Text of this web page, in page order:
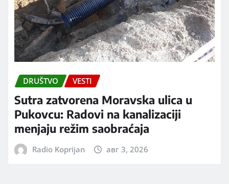
DRUŠTVO VESTI
Sutra zatvorena Moravska ulica u
Pukovcu: Radovi na kanalizaciji
menjaju režim saobraćaja
Radio Koprijan авг 3, 2026